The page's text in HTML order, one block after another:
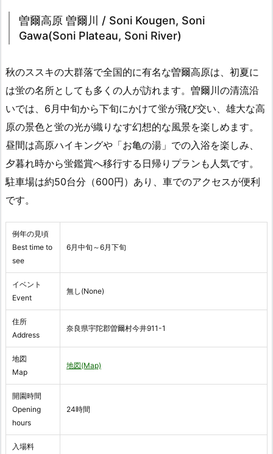
曽爾高原 曽爾川 / Soni Kougen, Soni
Gawa(Soni Plateau, Soni River)
秋のススキの大群落で全国的に有名な曽爾高原は、初夏に
は蛍の名所としても多くの人が訪れます。曽爾川の清流沿
いでは、6月中旬から下旬にかけて蛍が飛び交い、雄大な高
原の景色と蛍の光が織りなす幻想的な風景を楽しめます。
昼間は高原ハイキングや「お亀の湯」での入浴を楽しみ、
夕暮れ時から蛍鑑賞へ移行する日帰りプランも人気です。
駐車場は約50台分（600円）あり、車でのアクセスが便利
です。
例年の見頃
Best time to
see
6月中旬～6月下旬
イベント
Event
無し(None)
住所
Address
奈良県宇陀郡曽爾村今井911-1
地図
Map
地図(Map)
開園時間
Opening
hours
24時間
入場料